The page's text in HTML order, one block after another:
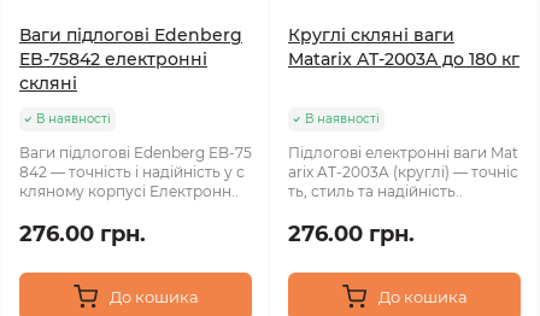
Ваги підлогові Edenberg
EB‑75842 електронні
скляні
В наявності
Ваги підлогові Edenberg EB‑75
842 — точність і надійність у с
кляному корпусі Електронн..
276.00 грн.
До кошика
Круглі скляні ваги
Matarix AT‑2003A до 180 кг
В наявності
Підлогові електронні ваги Mat
arix AT‑2003A (круглі) — точніс
ть, стиль та надійність..
276.00 грн.
До кошика